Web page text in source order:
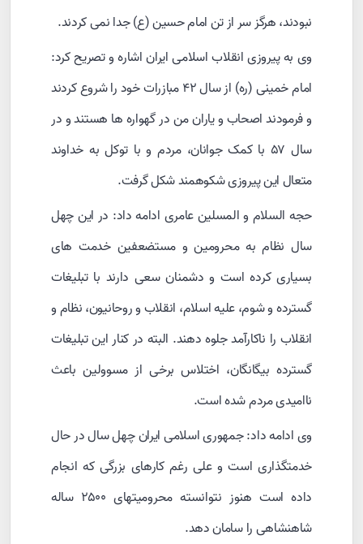
نبودند، هرگز سر از تن امام حسین (ع) جدا نمی کردند.
وی به پیروزی انقلاب اسلامی ایران اشاره و تصریح کرد:
امام خمینی (ره) از سال ۴۲ مبازرات خود را شروع کردند
و فرمودند اصحاب و یاران من در گهواره ها هستند و در
سال ۵۷ با کمک جوانان، مردم و با توکل به خداوند
متعال این پیروزی شکوهمند شکل گرفت.
حجه السلام و المسلین عامری ادامه داد: در این چهل
سال نظام به محرومین و مستضعفین خدمت های
بسیاری کرده است و دشمنان سعی دارند با تبلیغات
گسترده و شوم، علیه اسلام، انقلاب و روحانیون، نظام و
انقلاب را ناکارآمد جلوه دهند. البته در کنار این تبلیغات
گسترده بیگانگان، اختلاس برخی از مسوولین باعث
ناامیدی مردم شده است.
وی ادامه داد: جمهوری اسلامی ایران چهل سال در حال
خدمتگذاری است و علی رغم کارهای بزرگی که انجام
داده است هنوز نتوانسته محرومیتهای ۲۵۰۰ ساله
شاهنشاهی را سامان دهد.